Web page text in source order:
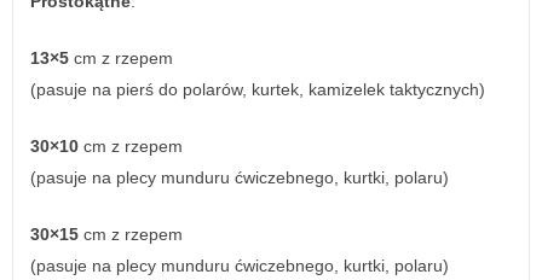
13×5 cm z rzepem
(pasuje na pierś do polarów, kurtek, kamizelek taktycznych)
30×10 cm z rzepem
(pasuje na plecy munduru ćwiczebnego, kurtki, polaru)
30×15 cm z rzepem
(pasuje na plecy munduru ćwiczebnego, kurtki, polaru)